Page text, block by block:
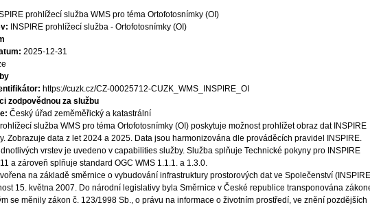
prohlížecí služba WMS pro téma Ortofotosnímky (OI)
INSPIRE prohlížecí služba - Ortofotosnímky (OI)
2025-12-31
https://cuzk.cz/CZ-00025712-CUZK_WMS_INSPIRE_OI
zodpovědnou za službu
Český úřad zeměměřický a katastrální
služba WMS pro téma Ortofotosnímky (OI) poskytuje možnost prohlížet obraz dat INSPIRE
Zobrazuje data z let 2024 a 2025. Data jsou harmonizována dle prováděcích pravidel INSPIRE.
vrstev je uvedeno v capabilities služby. Služba splňuje Technické pokyny pro INSPIRE
a zároveň splňuje standard OGC WMS 1.1.1. a 1.3.0.
na základě směrnice o vybudování infrastruktury prostorových dat ve Společenství
15. května 2007. Do národní legislativy byla Směrnice v České republice transponována
se měnily zákon č. 123/1998 Sb., o právu na informace o životním prostředí, ve znění pozdějších